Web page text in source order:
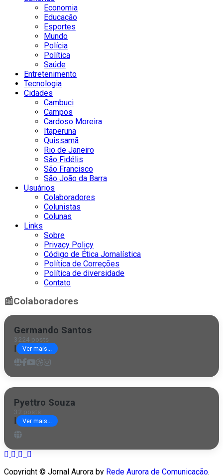
Economia
Educação
Esportes
Mundo
Polícia
Política
Saúde
Entretenimento
Tecnologia
Cidades
Cambuci
Campos
Cardoso Moreira
Itaperuna
Quissamã
Rio de Janeiro
São Fidélis
São Francisco
São João da Barra
Usuários
Colaboradores
Colunistas
Colunas
Links
Sobre
Privacy Policy
Código de Ética Jornalística
Política de Correções
Política de diversidade
Contato
📰Colaboradores
Germando Santos
3224 posts
| Ver mais...
Pyettro Souza
32 posts
| Ver mais...
Copyright © Jornal Aurora by Rede Aurora de Comunicação.